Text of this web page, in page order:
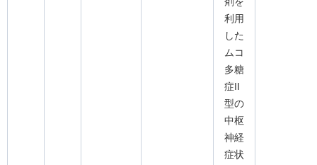
利用
した
ムコ
多糖
症II
型の
中枢
神経
症状